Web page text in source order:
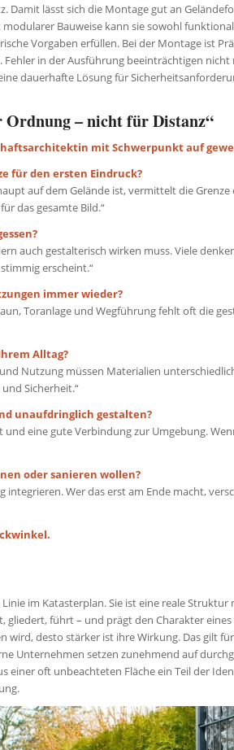
Damit lässt sich die Montage gut an
Bauweise kann sie sowohl
Vorgaben erfüllen. Bei der Montage ist
in der Ausführung beeinträchtigen
dauerhafte Lösung für
Ordnung – nicht für Distanz“
mit Schwerpunkt auf
für den ersten Eindruck?
auf dem Gelände ist, vermittelt die
das gesamte Bild.“
auch gestalterisch wirken muss. Viele
erscheint.“
immer wieder?
Toranlage und Wegführung fehlt oft die
Alltag?
Nutzung müssen Materialien
Sicherheit.“
unaufdringlich gestalten?
und eine gute Verbindung zur Umgebung.
oder sanieren wollen?
integrieren. Wer das erst am Ende macht,
im Katasterplan. Sie ist eine reale
gliedert, führt – und prägt den Charakter
wird, desto stärker ist ihre Wirkung. Das gilt
Unternehmen setzen zunehmend auf
einer oft unbeachteten Fläche ein Teil der